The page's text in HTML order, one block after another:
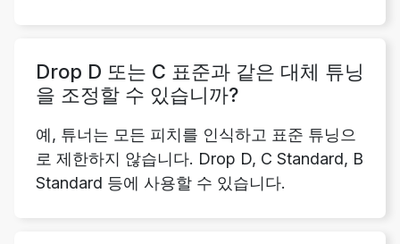
Drop D 또는 C 표준과 같은 대체 튜닝
을 조정할 수 있습니까?
예, 튜너는 모든 피치를 인식하고 표준 튜닝으
로 제한하지 않습니다. Drop D, C Standard, B
Standard 등에 사용할 수 있습니다.